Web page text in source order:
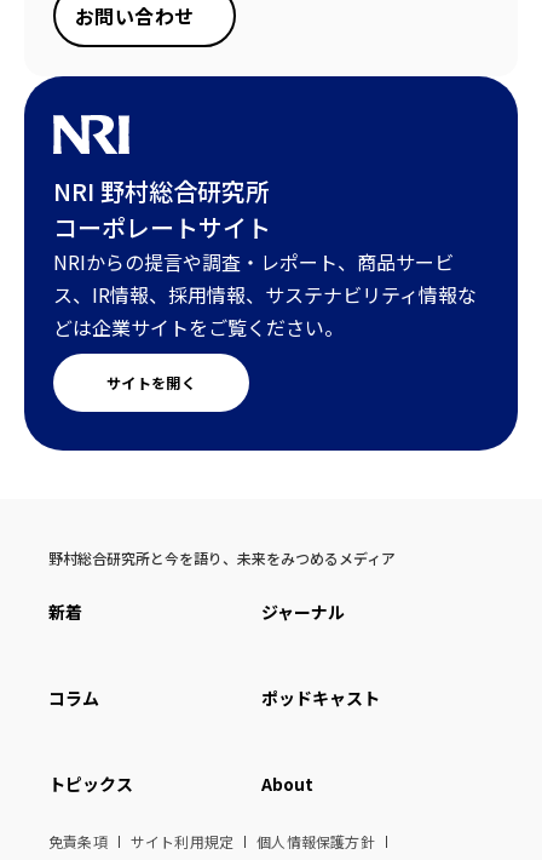
お問い合わせ
NRI 野村総合研究所
コーポレートサイト
NRIからの提言や調査・レポート、商品サービ
ス、IR情報、採用情報、サステナビリティ情報な
どは企業サイトをご覧ください。
サイトを開く
野村総合研究所と今を語り、未来をみつめるメディア
新着 ジャーナル
コラム ポッドキャスト
トピックス About
免責条項 サイト利用規定 個人情報保護方針